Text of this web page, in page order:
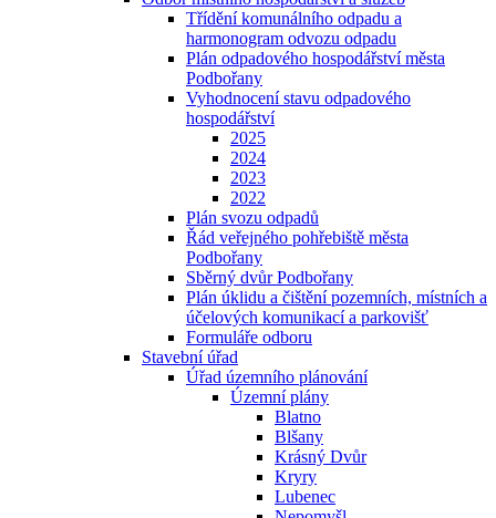
Třídění komunálního odpadu a
harmonogram odvozu odpadu
Plán odpadového hospodářství města
Podbořany
Vyhodnocení stavu odpadového
hospodářství
2025
2024
2023
2022
Plán svozu odpadů
Řád veřejného pohřebiště města
Podbořany
Sběrný dvůr Podbořany
Plán úklidu a čištění pozemních, místních a
účelových komunikací a parkovišť
Formuláře odboru
Stavební úřad
Úřad územního plánování
Územní plány
Blatno
Blšany
Krásný Dvůr
Kryry
Lubenec